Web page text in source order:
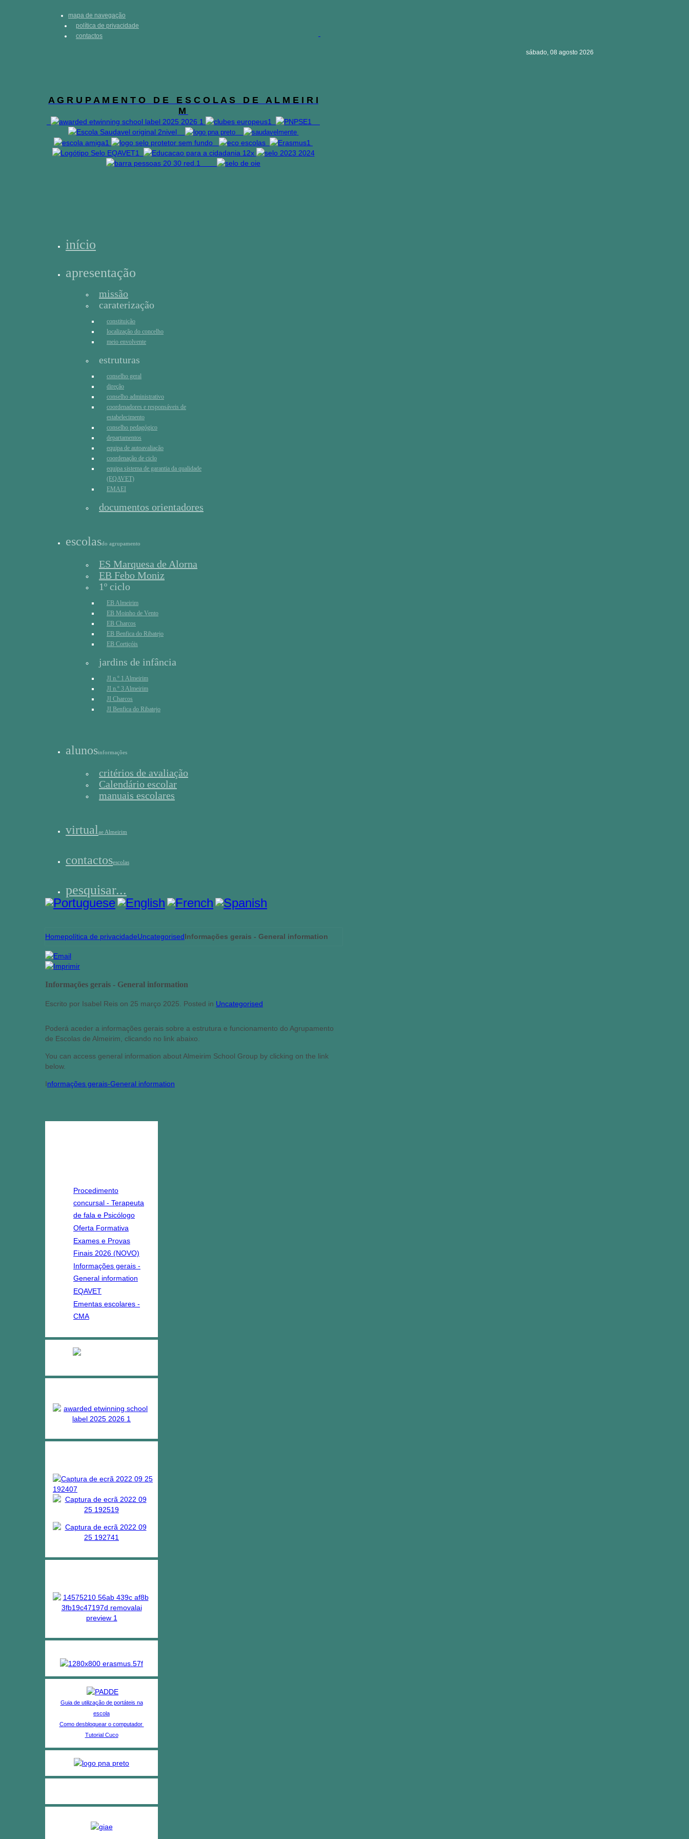
mapa de navegação
política de privacidade
contactos
sábado, 08 agosto 2026
A G R U P A M E N T O D E E S C O L A S D E A L M E I R I
M
início
apresentação
missão
caraterização
constituição
localização do concelho
meio envolvente
estruturas
conselho geral
direção
conselho administrativo
coordenadores e responsáveis de
estabelecimento
conselho pedagógico
departamentos
equipa de autoavaliação
coordenação de ciclo
equipa sistema de garantia da qualidade
(EQAVET)
EMAEI
documentos orientadores
escolasdo agrupamento
ES Marquesa de Alorna
EB Febo Moniz
1º ciclo
EB Almeirim
EB Moinho de Vento
EB Charcos
EB Benfica do Ribatejo
EB Cortiçóis
jardins de infância
JI n.º 1 Almeirim
JI n.º 3 Almeirim
JI Charcos
JI Benfica do Ribatejo
alunosinformações
critérios de avaliação
Calendário escolar
manuais escolares
virtualae Almeirim
contactosescolas
pesquisar...
Homepolítica de privacidadeUncategorisedInformações gerais - General information
Informações gerais - General information
Escrito por Isabel Reis on 25 março 2025 . Posted in Uncategorised
Poderá aceder a informações gerais sobre a estrutura e funcionamento do Agrupamento
de Escolas de Almeirim, clicando no link abaixo.
You can access general information about Almeirim School Group by clicking on the link
below.
Informações gerais-General information
Procedimento
concursal - Terapeuta
de fala e Psicólogo
Oferta Formativa
Exames e Provas
Finais 2026 (NOVO)
Informações gerais -
General information
EQAVET
Ementas escolares -
CMA
Guia de utilização de portáteis na
escola
Como desbloquear o computador
Tutorial Cuco